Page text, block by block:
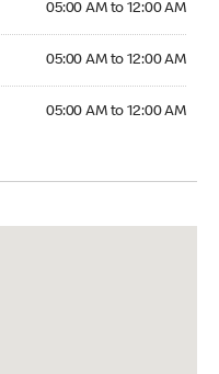
05:00 AM to 12:00 AM
05:00 AM to 12:00 AM
05:00 AM to 12:00 AM